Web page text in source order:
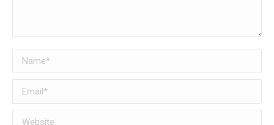
Name *
Email *
Website